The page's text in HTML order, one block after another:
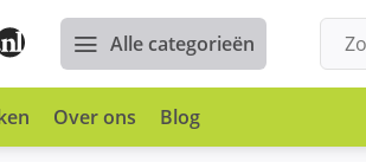
Alle categorieën
Over ons Blog